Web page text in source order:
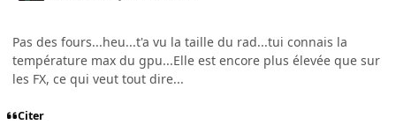
Pas des fours...heu...t'a vu la taille du rad...tui connais la
température max du gpu...Elle est encore plus élevée que sur
les FX, ce qui veut tout dire...
Citer